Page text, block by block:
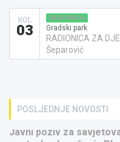
KOL
03
RADIONICA
Gradski park
RADIONICA ZA
Šeparović
POSLJEDNJE NOVOSTI
Javni poziv za